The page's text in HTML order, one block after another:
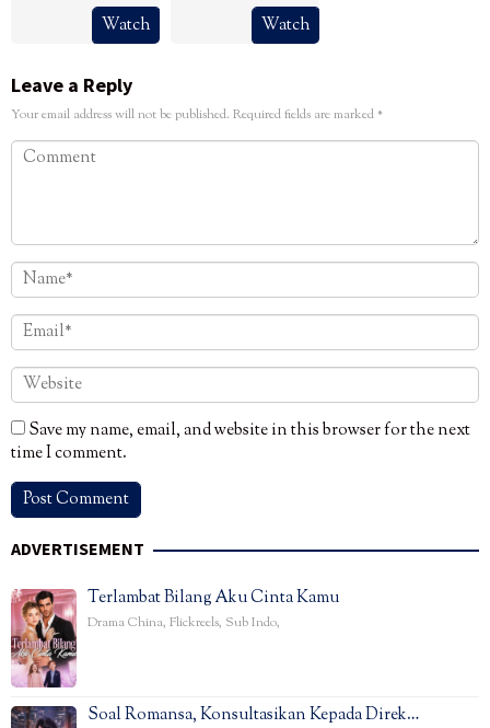
Watch Watch
Leave a Reply
Your email address will not be published. Required fields are marked*
Save my name, email, and website in this browser for the next
time I comment.
ADVERTISEMENT
Terlambat Bilang Aku Cinta Kamu
Drama China, Flickreels, Sub Indo,
Soal Romansa, Konsultasikan Kepada Direk…